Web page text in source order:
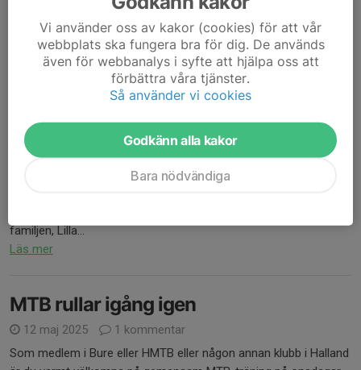
Kom igen alla med en mountainbike, in och anmäl er till detta
fantastiska event på Kårarp den 8 juni, minst lika trevligt som
familjen, Lilla...
Läs mer
MTB rullar igång igen
12 maj 2025
1 kommentar
Som medlem i Bure eller HMTB eller någon annan klubb i Halland
Vi använder oss av kakor (cookies) för att vår
webbplats ska fungera bra för dig. De används
även för webbanalys i syfte att hjälpa oss att
förbättra våra tjänster.
Så använder vi cookies
Godkänn alla kakor
Bara nödvändiga